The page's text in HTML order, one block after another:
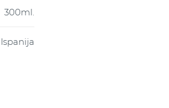
300ml.
Ispanija